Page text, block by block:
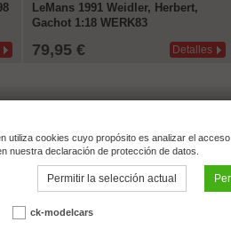
LeMans 1991 Weidler, Herbert,
Gachot 1:18 WERK83
79,95 € Detalles
utiliza cookies cuyo propósito es analizar el
nuestra declaración de protección de datos.
Permitir la selección actual
ck-modelcars